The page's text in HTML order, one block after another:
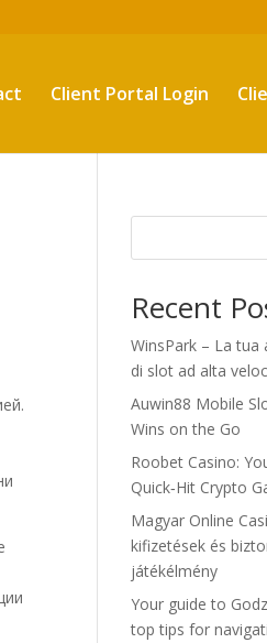
Client Portal Login
Recent
WinsPark – La tua
di slot ad alta
Auwin88 Mobile
Wins on the Go
Roobet Casino:
Quick‑Hit Crypto
Magyar Online
kifizetések és
játékélmény
Your guide to
top tips for